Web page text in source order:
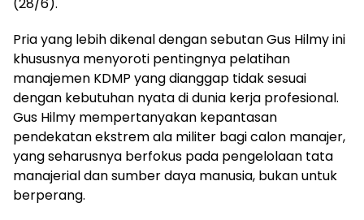
Pria yang lebih dikenal dengan sebutan Gus Hilmy ini
khususnya menyoroti pentingnya pelatihan
manajemen KDMP yang dianggap tidak sesuai
dengan kebutuhan nyata di dunia kerja profesional.
Gus Hilmy mempertanyakan kepantasan
pendekatan ekstrem ala militer bagi calon manajer,
yang seharusnya berfokus pada pengelolaan tata
manajerial dan sumber daya manusia, bukan untuk
berperang.